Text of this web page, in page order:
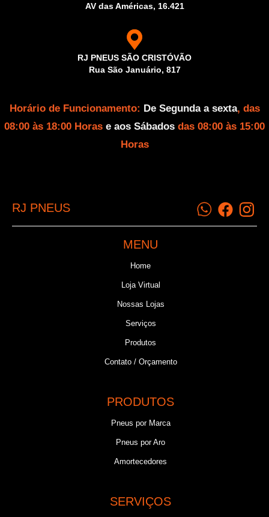
AV das Américas, 16.421
RJ PNEUS SÃO CRISTÓVÃO
Rua São Januário, 817
Horário de Funcionamento: De Segunda a sexta, das
08:00 às 18:00 Horas e aos Sábados das 08:00 às 15:00
Horas
RJ PNEUS
MENU
Home
Loja Virtual
Nossas Lojas
Serviços
Produtos
Contato / Orçamento
PRODUTOS
Pneus por Marca
Pneus por Aro
Amortecedores
SERVIÇOS